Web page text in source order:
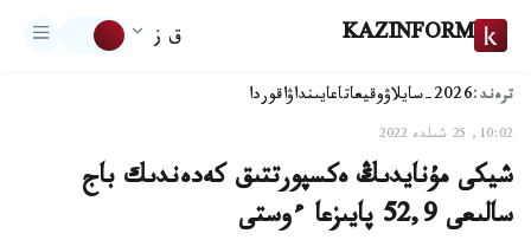
KAZINFORM ق ز
ترەند:2026-سايلاۋ وقيعاتاعايىنداۋاقوردا
10:02, 25 شىلدە 2022
شيكى مۇنايدىڭ ەكسپورتتىق كەدەندىك باج
سالىعى 52,9 پايىزعا ءوستى